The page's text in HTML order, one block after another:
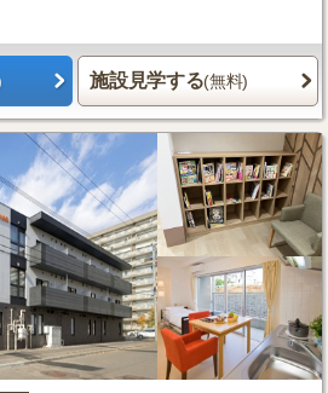
施設見学する(無料)